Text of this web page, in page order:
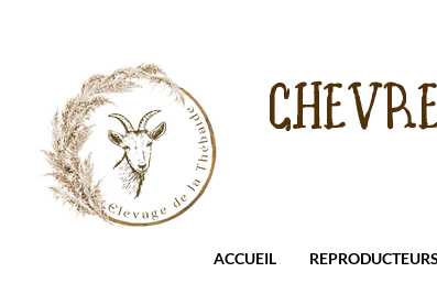
ACCUEIL REPRODUCTEURS